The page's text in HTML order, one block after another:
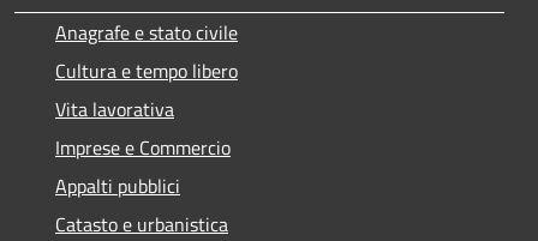
Anagrafe e stato civile
Cultura e tempo libero
Vita lavorativa
Imprese e Commercio
Appalti pubblici
Catasto e urbanistica